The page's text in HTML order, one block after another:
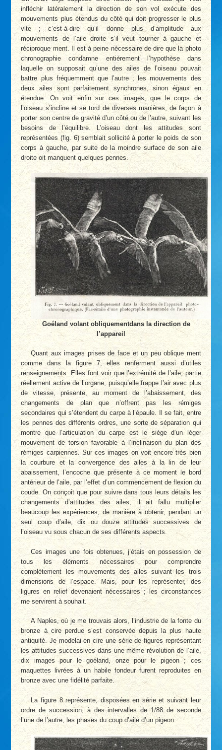
infléchir latéralement la direction de son vol exécute des
mouvements plus étendus du côté qui doit progresser le plus
vite ; c’est-à-dire qu’il donne plus d’amplitude aux
mouvements de l’aile droite s’il veut tourner à gauche et
réciproque ment. Il est à peine nécessaire de dire que la photo
chronographie condamne entièrement l’hypothèse dans
laquelle on supposait qu’une des ailes de l’oiseau pouvait
battre plus fréquemment que l’autre ; les mouvements des
deux ailes sont parfaitement synchrones, sinon égaux en
étendue. On voit enfin sur ces images, que le corps de
l’oiseau s’incline et se tord de diverses manières, de façon à
porter son centre de gravité d’un côté ou de l’autre, suivant les
besoins de l’équilibre. L’oiseau dont les attitudes sont
représentées (fig. 6) semblait sollicité à porter le poids de son
corps à gauche, par suite de la moindre surface de son aile
droite oit manquent quelques pennes.
Goéland volant obliquementdans la direction de
l’appareil
Quant aux images prises de face et un peu oblique ment
comme dans la figure 7, elles renferment aussi d’utiles
renseignements. Elles font voir que l’extrémité de l’aile, partie
réellement active de l’organe, puisqu’elle frappe l’air avec plus
de vitesse, présente, au moment de l’abaissement, des
changements de plan que n’offrent pas les rémiges
secondaires qui s’étendent du carpe à l’épaule. Il se fait, entre
les pennes des différents ordres, une sorte de séparation qui
montre que l’articulation du carpe est le siège d’un léger
mouvement de torsion favorable à l’inclinaison du plan des
rémiges carpiennes. Sur ces images on voit encore très bien
la courbure et la convergence des ailes à la lin de leur
abaissement, l’encoche que présente à ce moment le bord
antérieur de l’aile, par l’effet d’un commencement de flexion du
coude. On conçoit que pour suivre dans tous leurs détails les
changements d’attitudes des ailes, il ait fallu multiplier
beaucoup les expériences, de manière à obtenir, pendant un
seul coup d’aile, dix ou douze attitudes successives de
l’oiseau vu sous chacun de ses différents aspects.
Ces images une fois obtenues, j’étais en possession de
tous les éléments nécessaires pour comprendre
complètement les mouvements des ailes suivant les trois
dimensions de l’espace. Mais, pour les représenter, des
ligures en relief devenaient nécessaires ; les circonstances
me servirent à souhait.
A Naples, où je me trouvais alors, l’industrie de la fonte du
bronze à cire perdue s’est conservée depuis la plus haute
antiquité. Je modelai en cire une série de figures représentant
les attitudes successives dans une même révolution de l’aile,
dix images pour le goéland, onze pour le pigeon ; ces
maquettes livrées à un habile fondeur furent reproduites en
bronze avec une fidélité parfaite.
La figure 8 représente, disposées en série et suivant leur
ordre de succession, à des intervalles de 1/88 de seconde
l’une de l’autre, les phases du coup d’aile d’un pigeon.